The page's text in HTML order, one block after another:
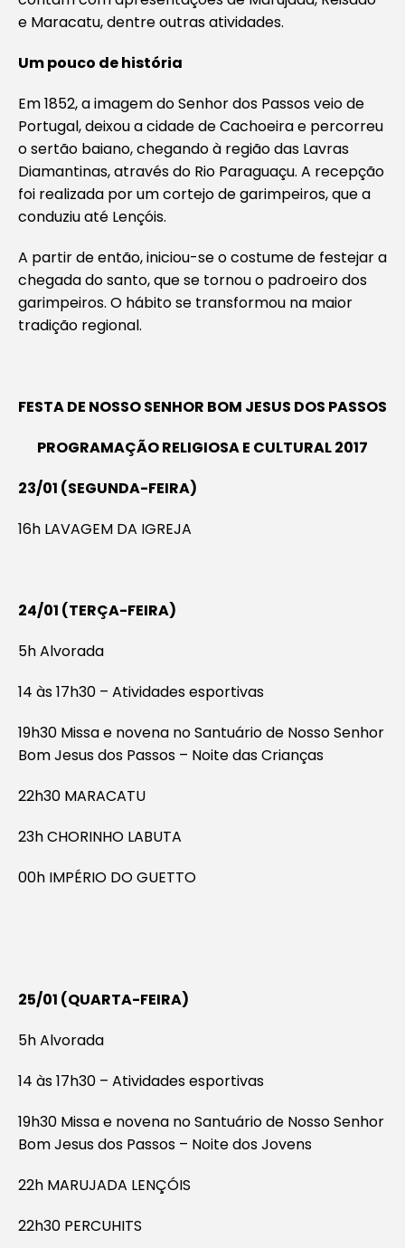
e Maracatu, dentre outras atividades.
Um pouco de história
Em 1852, a imagem do Senhor dos Passos veio de
Portugal, deixou a cidade de Cachoeira e percorreu
o sertão baiano, chegando à região das Lavras
Diamantinas, através do Rio Paraguaçu. A recepção
foi realizada por um cortejo de garimpeiros, que a
conduziu até Lençóis.
A partir de então, iniciou-se o costume de festejar a
chegada do santo, que se tornou o padroeiro dos
garimpeiros. O hábito se transformou na maior
tradição regional.
FESTA DE NOSSO SENHOR BOM JESUS DOS PASSOS
PROGRAMAÇÃO RELIGIOSA E CULTURAL 2017
23/01 (SEGUNDA-FEIRA)
16h LAVAGEM DA IGREJA
24/01 (TERÇA-FEIRA)
5h Alvorada
14 às 17h30 – Atividades esportivas
19h30 Missa e novena no Santuário de Nosso Senhor
Bom Jesus dos Passos – Noite das Crianças
22h30 MARACATU
23h CHORINHO LABUTA
00h IMPÉRIO DO GUETTO
25/01 (QUARTA-FEIRA)
5h Alvorada
14 às 17h30 – Atividades esportivas
19h30 Missa e novena no Santuário de Nosso Senhor
Bom Jesus dos Passos – Noite dos Jovens
22h MARUJADA LENÇÓIS
22h30 PERCUHITS